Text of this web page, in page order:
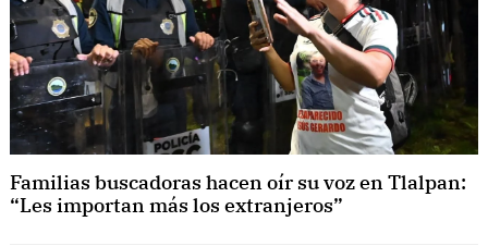
Familias buscadoras hacen oír su voz en Tlalpan:
“Les importan más los extranjeros”